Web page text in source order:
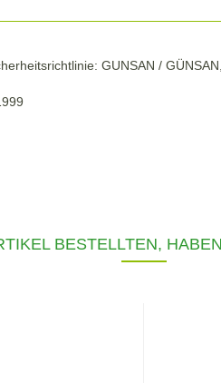
GUNSAN /
BESTELLTEN,